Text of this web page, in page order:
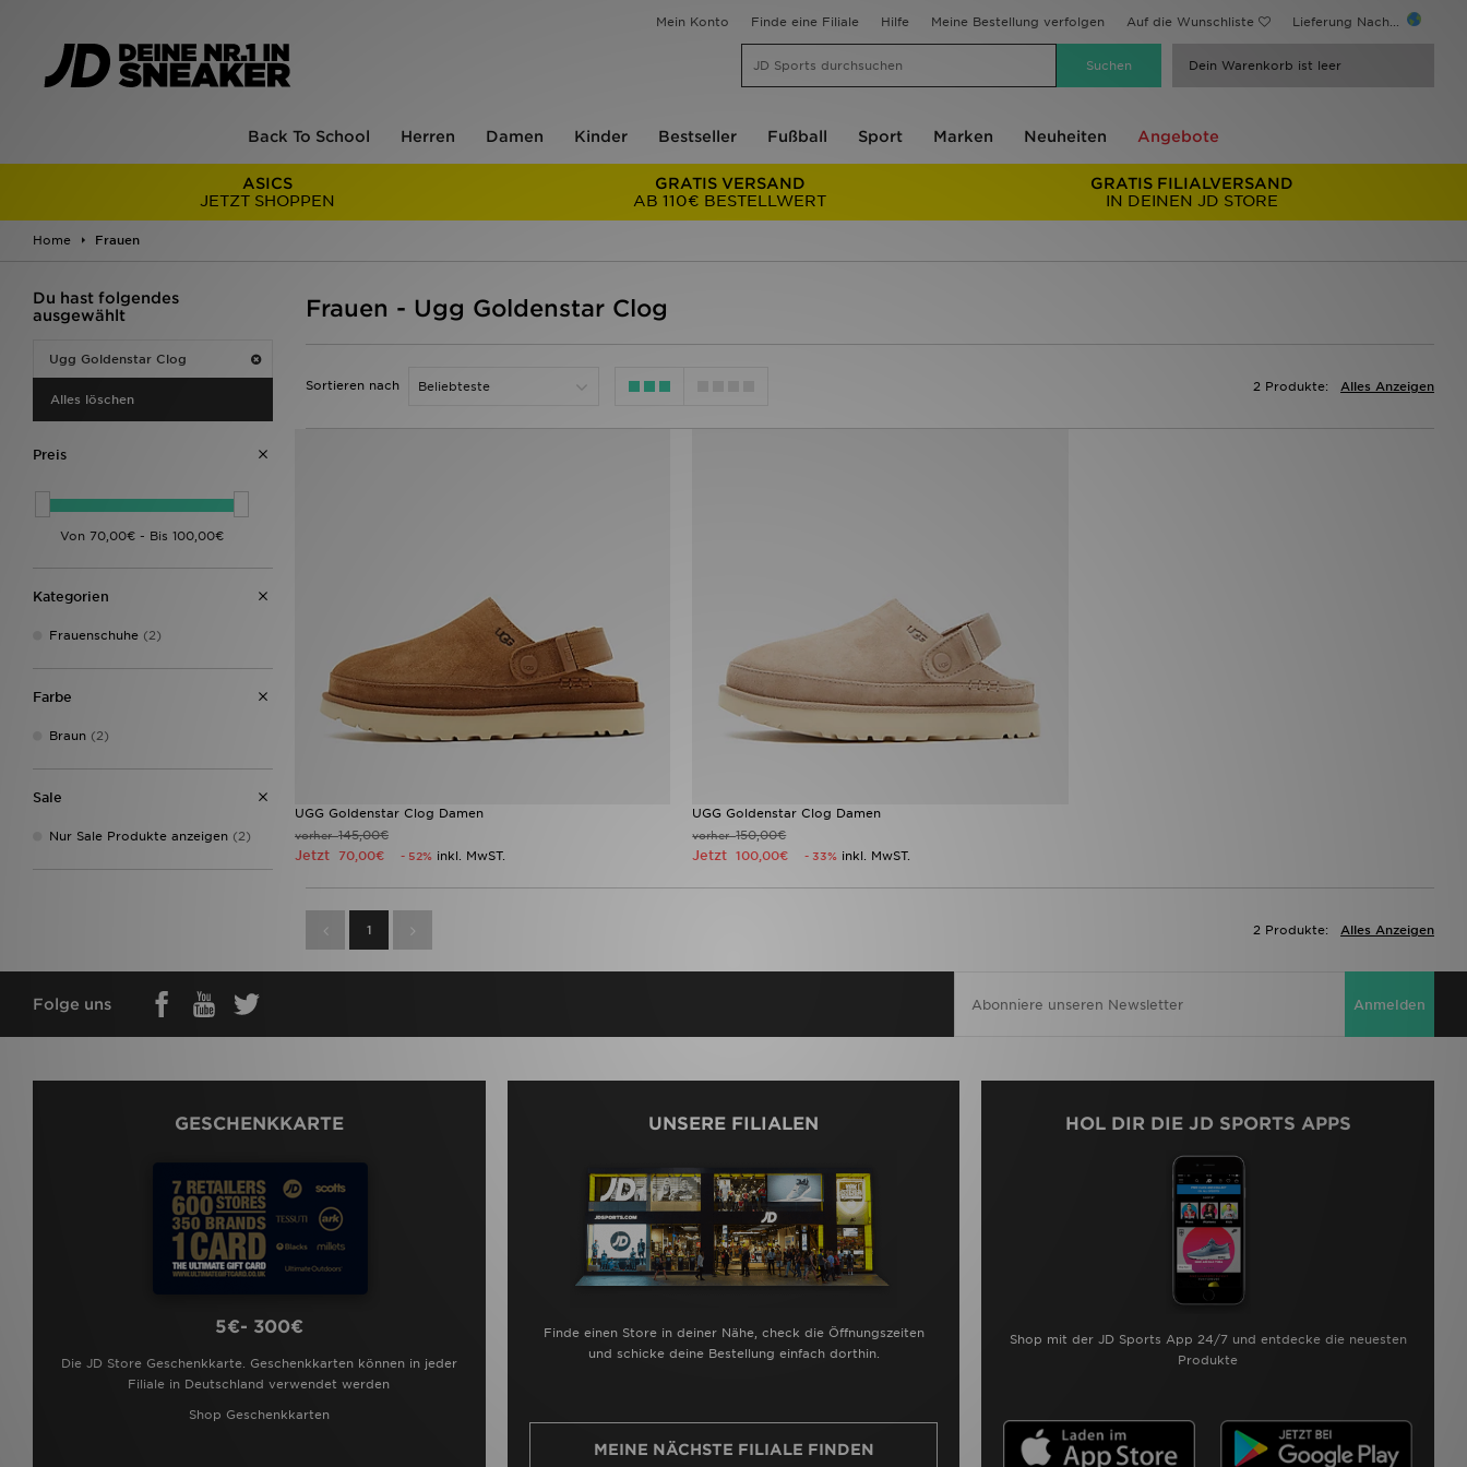
Mein Konto Finde eine Filiale Hilfe Meine Bestellung verfolgen Auf die Wunschliste Lieferung Nach...
Dein Warenkorb ist leer
Back To School Herren Damen Kinder Bestseller Fußball Sport Marken Neuheiten Angebote
ASICS
JETZT SHOPPEN
GRATIS VERSAND
AB 110€ BESTELLWERT
GRATIS FILIALVERSAND
IN DEINEN JD STORE
Home Frauen
Du hast folgendes
ausgewählt
Ugg Goldenstar Clog
Alles löschen
Preis
Kategorien
Frauenschuhe (2)
Farbe
Braun (2)
Sale
Nur Sale Produkte anzeigen (2)
Frauen - Ugg Goldenstar Clog
Sortieren nach Alles Anzeigen
2 Produkte:
UGG Goldenstar Clog Damen
vorher145,00€
Jetzt 70,00€ - 52% inkl. MwST.
UGG Goldenstar Clog Damen
vorher150,00€
Jetzt100,00€ - 33% inkl. MwST.
1 Alles Anzeigen
2 Produkte:
Folge uns Anmelden
GESCHENKKARTE
5€- 300€
Die JD Store Geschenkkarte. Geschenkkarten können in jeder
Filiale in Deutschland verwendet werden
Shop Geschenkkarten
UNSERE FILIALEN
Finde einen Store in deiner Nähe, check die Öffnungszeiten
und schicke deine Bestellung einfach dorthin.
MEINE NÄCHSTE FILIALE FINDEN
HOL DIR DIE JD SPORTS APPS
Shop mit der JD Sports App 24/7 und entdecke die neuesten
Produkte